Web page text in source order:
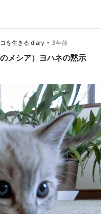
た時期。 新潟での上映会
、シーナさんが映画の後
いていたことを懐かしく
ーナさん５２歳、じーじ
頃、…
を生きる diary • 3年前
メシア）ヨハネの黙示